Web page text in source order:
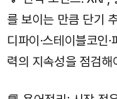
를 보이는 만큼 단기
디파이·스테이블코인
력의 지속성을 점검해